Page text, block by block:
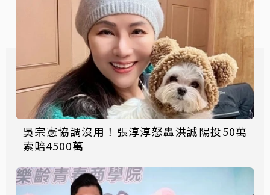
吳宗憲協調沒用！張淳淳怒轟洪誠陽投50萬
索賠4500萬